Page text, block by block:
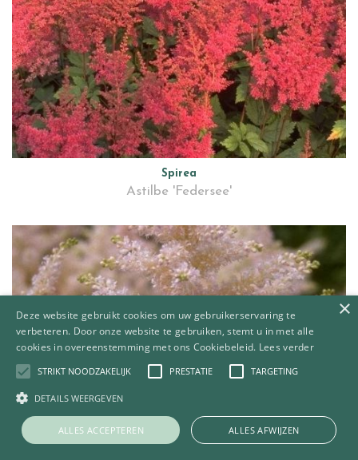
Spirea
Astilbe 'Federsee'
×
Deze website gebruikt cookies om uw gebruikerservaring te
verbeteren. Door onze website te gebruiken, stemt u in met alle
cookies in overeenstemming met ons Cookiebeleid. Lees verder
STRIKT NOODZAKELIJK PRESTATIE TARGETING
DETAILS WEERGEVEN
ALLES ACCEPTEREN ALLES AFWIJZEN